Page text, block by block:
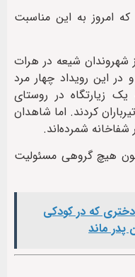
امروز به این مناسبت
شهروندان شیعه در هرات
رخ داد و در این رویداد چهار مرد
به یک زیارتگاه در روستای
کردند. اما شاهدان
هیچ گروهی مسئولیت
که در کودکی
ماند